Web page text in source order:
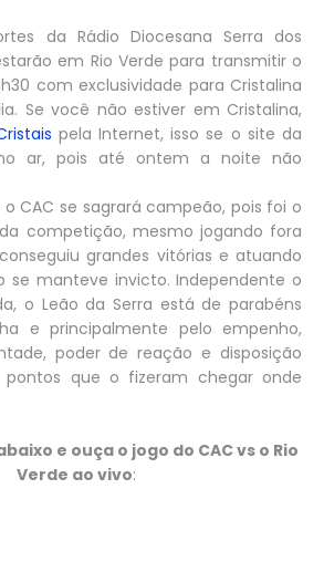
da Rádio Diocesana Serra dos
em Rio Verde para transmitir o
com exclusividade para Cristalina
Se você não estiver em Cristalina,
pela Internet, isso se o site da
ar, pois até ontem a noite não
CAC se sagrará campeão, pois foi o
competição, mesmo jogando fora
grandes vitórias e atuando
se manteve invicto. Independente o
o Leão da Serra está de parabéns
e principalmente pelo empenho,
poder de reação e disposição
pontos que o fizeram chegar onde
e ouça o jogo do CAC vs o Rio
Verde ao vivo: